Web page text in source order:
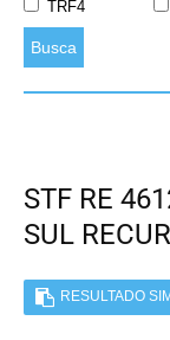
TRF4
Busca
STF RE
SUL
RESULTADO